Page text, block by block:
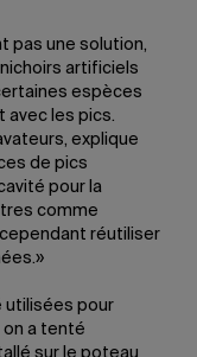
pas une solution,
artificiels
espèces
avec les pics.
explique
de pics
pour la
comme
réutiliser
utilisées pour
on a tenté
sur le poteau